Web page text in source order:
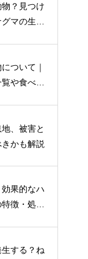
？見つけ
マの生態
ついて｜
や食べ物
、被害と
かも解説
果的なハ
徴・処理
する？ね